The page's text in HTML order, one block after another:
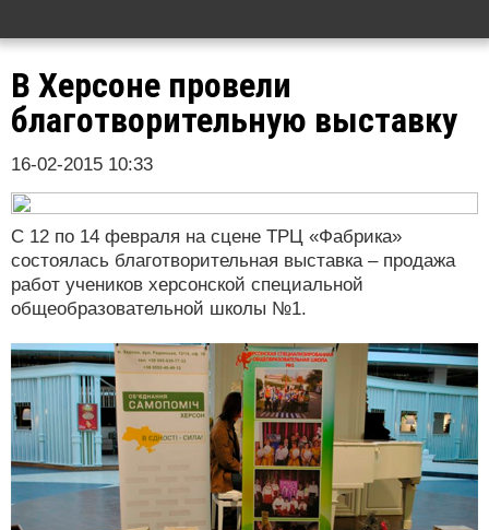
В Херсоне провели
благотворительную выставку
16-02-2015 10:33
С 12 по 14 февраля на сцене ТРЦ «Фабрика»
состоялась благотворительная выставка – продажа
работ учеников херсонской специальной
общеобразовательной школы №1.